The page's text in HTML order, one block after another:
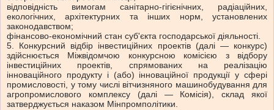
відповідність вимогам санітарно-гігієнічних, радіаційних,
екологічних, архітектурних та інших норм, установлених
законодавством;
фінансово-економічний стан суб'єкта господарської діяльності.
5. Конкурсний відбір інвестиційних проектів (далі — конкурс)
здійснюється Міжвідомчою конкурсною комісією з відбору
інвестиційних проектів, спрямованих на реалізацію
інноваційного продукту і (або) інноваційної продукції у сфері
промисловості, у тому числі вітчизняного машинобудування для
агропромислового комплексу (далі — Комісія), склад якої
затверджується наказом Мінпромполітики.